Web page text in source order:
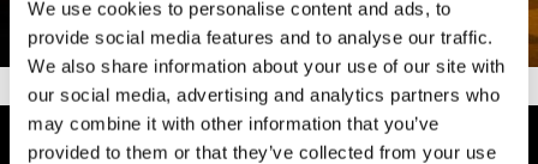
We use cookies to personalise content and ads, to
provide social media features and to analyse our traffic.
We also share information about your use of our site with
our social media, advertising and analytics partners who
may combine it with other information that you’ve
provided to them or that they’ve collected from your use